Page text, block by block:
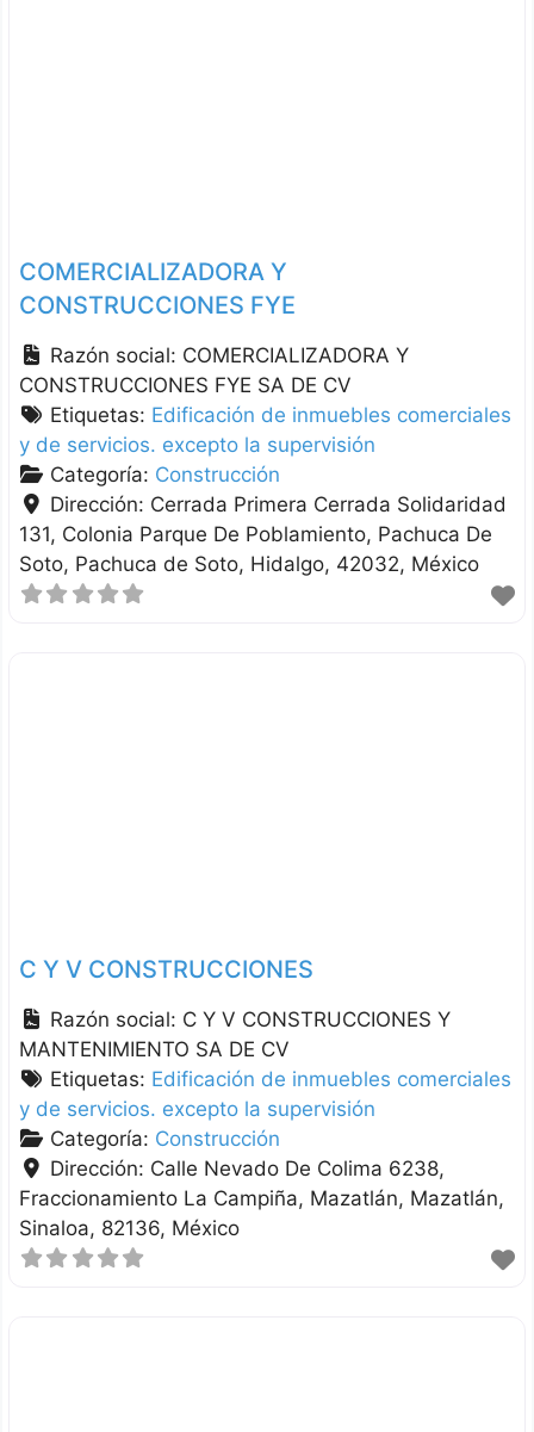
COMERCIALIZADORA Y
CONSTRUCCIONES FYE
Razón social: COMERCIALIZADORA Y
CONSTRUCCIONES FYE SA DE CV
Etiquetas: Edificación de inmuebles comerciales
y de servicios. excepto la supervisión
Categoría: Construcción
Dirección: Cerrada Primera Cerrada Solidaridad
131, Colonia Parque De Poblamiento, Pachuca De
Soto Pachuca de Soto Hidalgo 42032 México
C Y V CONSTRUCCIONES
Razón social: C Y V CONSTRUCCIONES Y
MANTENIMIENTO SA DE CV
Etiquetas: Edificación de inmuebles comerciales
y de servicios. excepto la supervisión
Categoría: Construcción
Dirección: Calle Nevado De Colima 6238,
Fraccionamiento La Campiña, Mazatlán Mazatlán
Sinaloa 82136 México